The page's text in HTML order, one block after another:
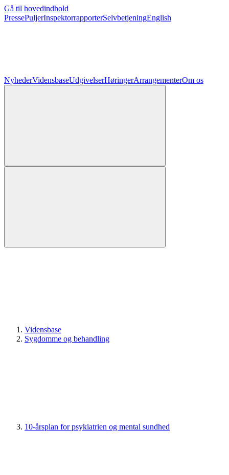
Gå til hovedindhold
PressePuljerInspektorrapporterSelvbetjeningEnglish
NyhederVidensbaseUdgivelserHøringerArrangementerOm os
Vidensbase
Sygdomme og behandling
10-årsplan for psykiatrien og mental sundhed